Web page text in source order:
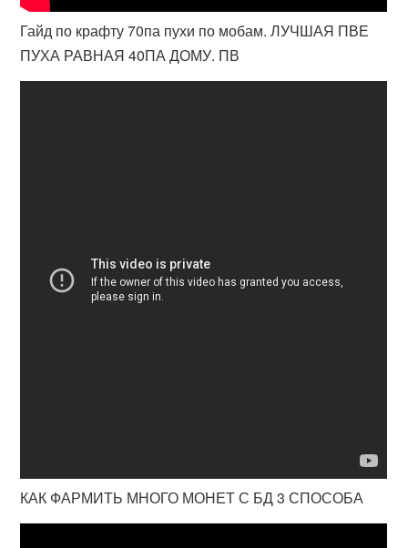
Гайд по крафту 70па пухи по мобам. ЛУЧШАЯ ПВЕ
ПУХА РАВНАЯ 40ПА ДОМУ. ПВ
КАК ФАРМИТЬ МНОГО МОНЕТ С БД 3 СПОСОБА